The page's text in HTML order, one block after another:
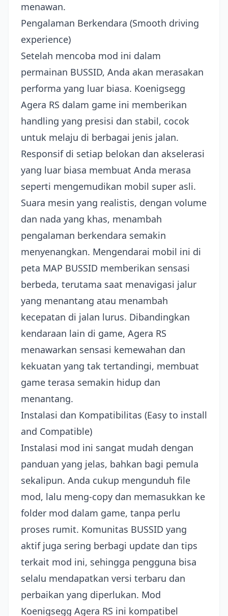
menawan.
Pengalaman Berkendara (Smooth driving
experience)
Setelah mencoba mod ini dalam
permainan BUSSID, Anda akan merasakan
performa yang luar biasa. Koenigsegg
Agera RS dalam game ini memberikan
handling yang presisi dan stabil, cocok
untuk melaju di berbagai jenis jalan.
Responsif di setiap belokan dan akselerasi
yang luar biasa membuat Anda merasa
seperti mengemudikan mobil super asli.
Suara mesin yang realistis, dengan volume
dan nada yang khas, menambah
pengalaman berkendara semakin
menyenangkan. Mengendarai mobil ini di
peta MAP BUSSID memberikan sensasi
berbeda, terutama saat menavigasi jalur
yang menantang atau menambah
kecepatan di jalan lurus. Dibandingkan
kendaraan lain di game, Agera RS
menawarkan sensasi kemewahan dan
kekuatan yang tak tertandingi, membuat
game terasa semakin hidup dan
menantang.
Instalasi dan Kompatibilitas (Easy to install
and Compatible)
Instalasi mod ini sangat mudah dengan
panduan yang jelas, bahkan bagi pemula
sekalipun. Anda cukup mengunduh file
mod, lalu meng-copy dan memasukkan ke
folder mod dalam game, tanpa perlu
proses rumit. Komunitas BUSSID yang
aktif juga sering berbagi update dan tips
terkait mod ini, sehingga pengguna bisa
selalu mendapatkan versi terbaru dan
perbaikan yang diperlukan. Mod
Koenigsegg Agera RS ini kompatibel